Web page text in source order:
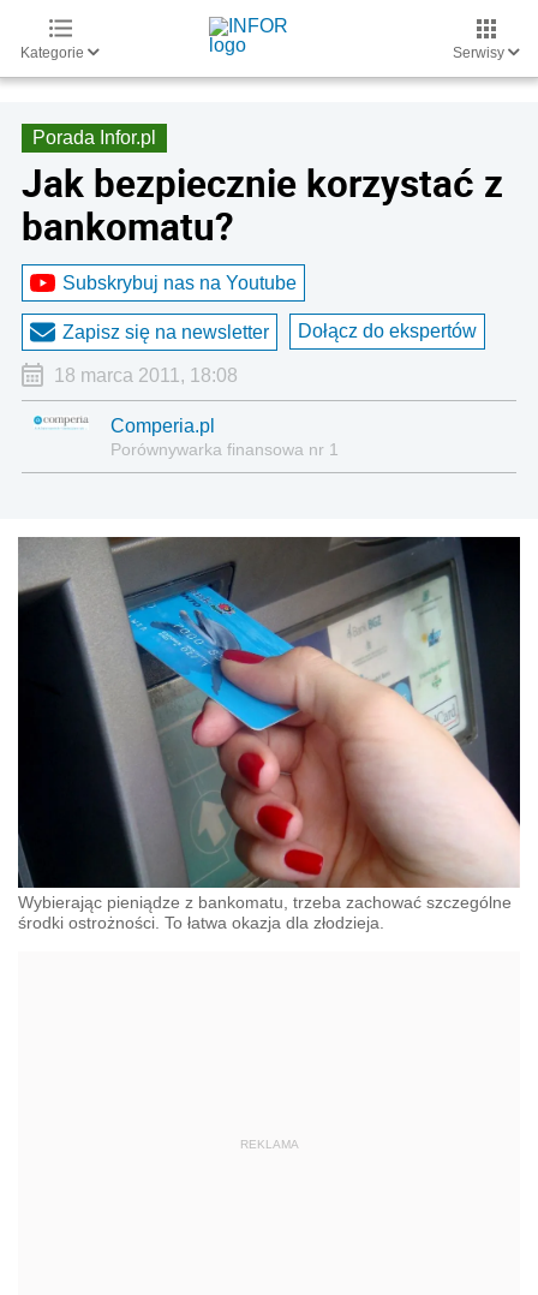
Kategorie Serwisy
Porada Infor.pl
Jak bezpiecznie korzystać z
bankomatu?
Subskrybuj nas na Youtube
Zapisz się na newsletter Dołącz do ekspertów
18 marca 2011, 18:08
Comperia.pl
Porównywarka finansowa nr 1
Wybierając pieniądze z bankomatu, trzeba zachować szczególne
środki ostrożności. To łatwa okazja dla złodzieja.